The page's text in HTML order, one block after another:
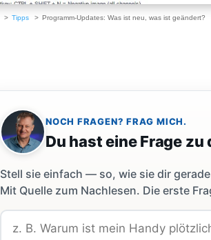
Tipps Programm-Updates: Was ist neu, was ist geändert?
NOCH FRAGEN? FRAG MICH.
Du hast eine Frage
Stell sie einfach — so, wie sie dir
Mit Quelle zum Nachlesen. Die erste